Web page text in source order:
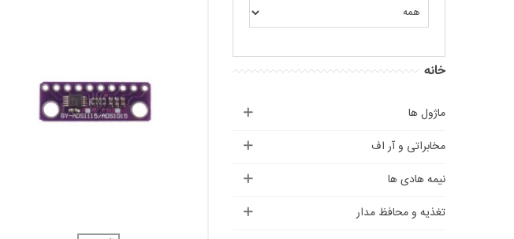
خانه
ماژول ها
مخابراتی و آر اف
نیمه هادی ها
تغذیه و محافظ مدار